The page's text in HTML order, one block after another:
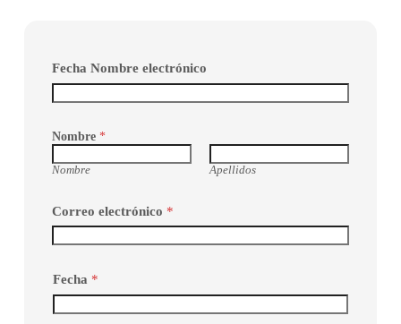
Fecha Nombre electrónico
Nombre *
Nombre Apellidos
Correo electrónico *
Fecha *